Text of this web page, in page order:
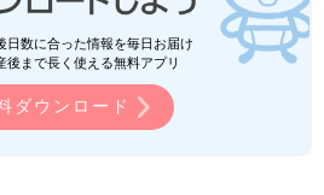
日数に合った情報を毎日お届け
後まで長く使える無料アプリ
ダウンロード